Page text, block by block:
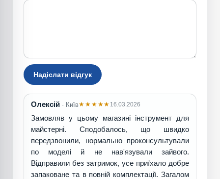
Надіслати відгук
Олексій · Київ★★★★★ 16.03.2026
Замовляв у цьому магазині інструмент для
майстерні. Сподобалось, що швидко
передзвонили, нормально проконсультували
по моделі й не нав'язували зайвого.
Відправили без затримок, усе приїхало добре
запаковане та в повній комплектації. Загалом